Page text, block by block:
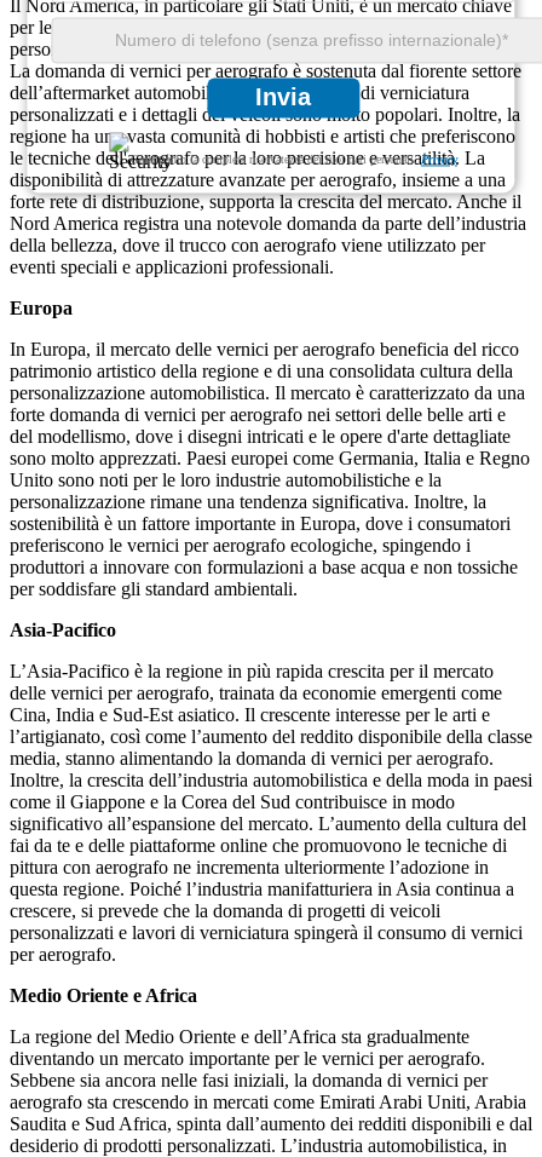
Invia
Garantiamo la completa riservatezza dei tuoi dati personali.Privacy
Il Nord America, in particolare gli Stati Uniti, è un mercato chiave
per le vernici per aerografo, guidato da una lunga tradizione di
personalizzazione automobilistica, cultura del fai da te e belle arti.
La domanda di vernici per aerografo è sostenuta dal fiorente settore
dell’aftermarket automobilistico, dove i lavori di verniciatura
personalizzati e i dettagli dei veicoli sono molto popolari. Inoltre, la
regione ha una vasta comunità di hobbisti e artisti che preferiscono
le tecniche dell'aerografo per la loro precisione e versatilità. La
disponibilità di attrezzature avanzate per aerografo, insieme a una
forte rete di distribuzione, supporta la crescita del mercato. Anche il
Nord America registra una notevole domanda da parte dell’industria
della bellezza, dove il trucco con aerografo viene utilizzato per
eventi speciali e applicazioni professionali.
Europa
In Europa, il mercato delle vernici per aerografo beneficia del ricco
patrimonio artistico della regione e di una consolidata cultura della
personalizzazione automobilistica. Il mercato è caratterizzato da una
forte domanda di vernici per aerografo nei settori delle belle arti e
del modellismo, dove i disegni intricati e le opere d'arte dettagliate
sono molto apprezzati. Paesi europei come Germania, Italia e Regno
Unito sono noti per le loro industrie automobilistiche e la
personalizzazione rimane una tendenza significativa. Inoltre, la
sostenibilità è un fattore importante in Europa, dove i consumatori
preferiscono le vernici per aerografo ecologiche, spingendo i
produttori a innovare con formulazioni a base acqua e non tossiche
per soddisfare gli standard ambientali.
Asia-Pacifico
L’Asia-Pacifico è la regione in più rapida crescita per il mercato
delle vernici per aerografo, trainata da economie emergenti come
Cina, India e Sud-Est asiatico. Il crescente interesse per le arti e
l’artigianato, così come l’aumento del reddito disponibile della classe
media, stanno alimentando la domanda di vernici per aerografo.
Inoltre, la crescita dell’industria automobilistica e della moda in paesi
come il Giappone e la Corea del Sud contribuisce in modo
significativo all’espansione del mercato. L’aumento della cultura del
fai da te e delle piattaforme online che promuovono le tecniche di
pittura con aerografo ne incrementa ulteriormente l’adozione in
questa regione. Poiché l’industria manifatturiera in Asia continua a
crescere, si prevede che la domanda di progetti di veicoli
personalizzati e lavori di verniciatura spingerà il consumo di vernici
per aerografo.
Medio Oriente e Africa
La regione del Medio Oriente e dell’Africa sta gradualmente
diventando un mercato importante per le vernici per aerografo.
Sebbene sia ancora nelle fasi iniziali, la domanda di vernici per
aerografo sta crescendo in mercati come Emirati Arabi Uniti, Arabia
Saudita e Sud Africa, spinta dall’aumento dei redditi disponibili e dal
desiderio di prodotti personalizzati. L’industria automobilistica, in